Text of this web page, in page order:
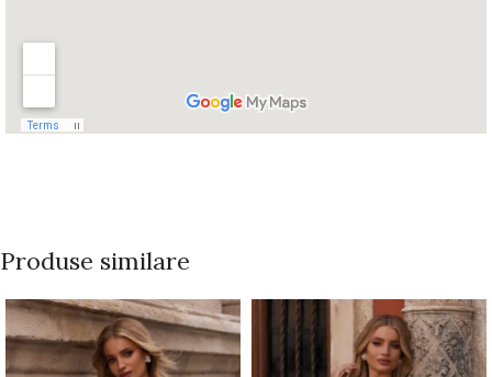
Produse similare